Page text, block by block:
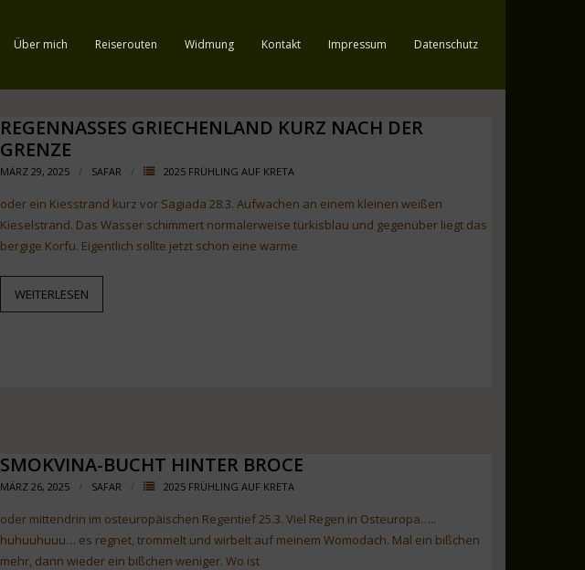
Über mich Reiserouten Widmung Kontakt Impressum Datenschutz
REGENNASSES GRIECHENLAND KURZ NACH DER
GRENZE
MÄRZ 29, 2025 SAFAR 2025 FRÜHLING AUF KRETA
oder ein Kiesstrand kurz vor Sagiada 28.3. Aufwachen an einem kleinen weißen
Kieselstrand. Das Wasser schimmert normalerweise türkisblau und gegenüber liegt das
bergige Korfu. Eigentlich sollte jetzt schon eine warme
WEITERLESEN
SMOKVINA-BUCHT HINTER BROCE
MÄRZ 26, 2025 SAFAR 2025 FRÜHLING AUF KRETA
oder mittendrin im osteuropäischen Regentief 25.3. Viel Regen in Osteuropa…..
huhuuhuuu… es regnet, trommelt und wirbelt auf meinem Womodach. Mal ein bißchen
mehr, dann wieder ein bißchen weniger. Wo ist